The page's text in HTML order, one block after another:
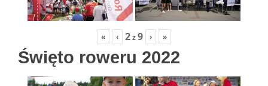
« ‹ 2z9 › »
Święto roweru 2022